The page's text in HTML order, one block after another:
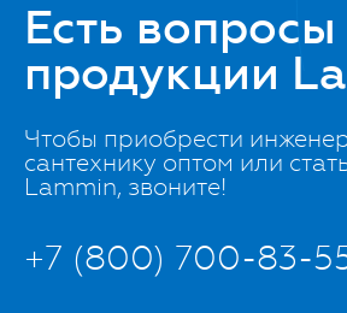
Есть вопросы
продукции
Чтобы приобрести
сантехнику оптом или
Lammin, звоните!
+7 (800) 700-83-